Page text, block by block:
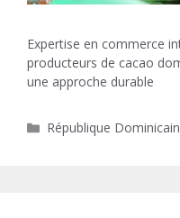
Expertise en commerce
producteurs de cacao
une approche durable
Catégories
République